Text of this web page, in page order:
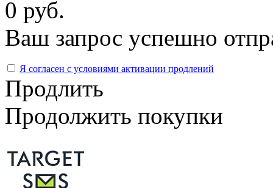
0 руб.
Ваш запрос успешно
Я согласен с условиями активации продлений
Продлить
Продолжить покупки